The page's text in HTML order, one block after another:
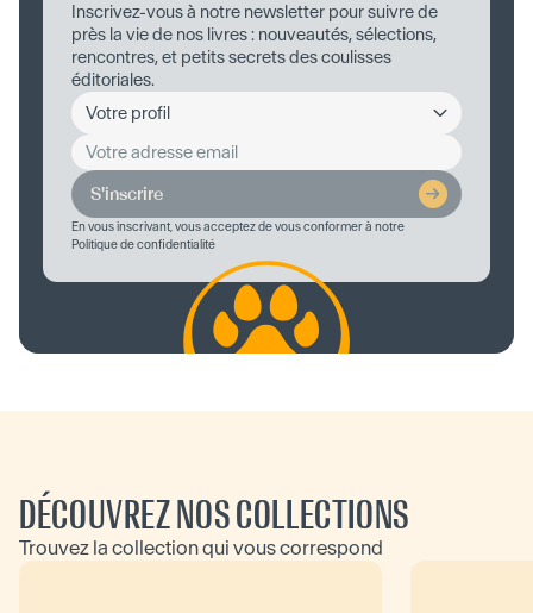
Inscrivez-vous à notre newsletter pour suivre de
près la vie de nos livres : nouveautés, sélections,
rencontres, et petits secrets des coulisses
éditoriales.
S'inscrire
En vous inscrivant, vous acceptez de vous conformer à notre
Politique de confidentialité
DÉCOUVREZ NOS COLLECTIONS
Trouvez la collection qui vous correspond